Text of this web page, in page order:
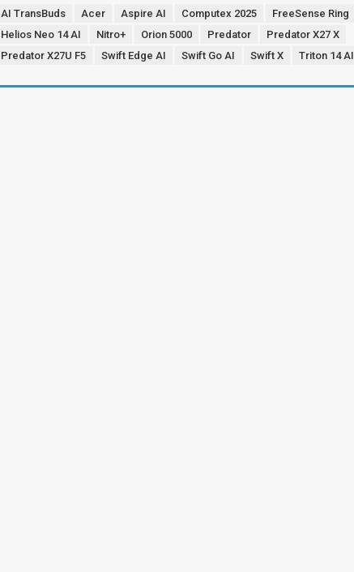
AI TransBuds Acer Aspire AI Computex 2025
FreeSense Ring
Helios Neo 14 AI
Nitro+ Orion 5000 Predator
Predator X27 X
Predator X27U F5
Swift Edge AI Swift Go AI Swift X Triton 14 AI